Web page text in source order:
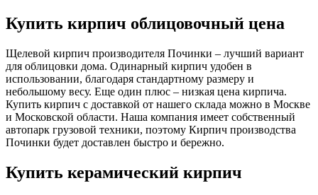
Купить кирпич облицовочный цена
Щелевой кирпич производителя Починки – лучший вариант
для облицовки дома. Одинарный кирпич удобен в
использовании, благодаря стандартному размеру и
небольшому весу. Еще один плюс – низкая цена кирпича.
Купить кирпич с доставкой от нашего склада можно в Москве
и Московской области. Наша компания имеет собственный
автопарк грузовой техники, поэтому Кирпич производства
Починки будет доставлен быстро и бережно.
Купить керамический кирпич